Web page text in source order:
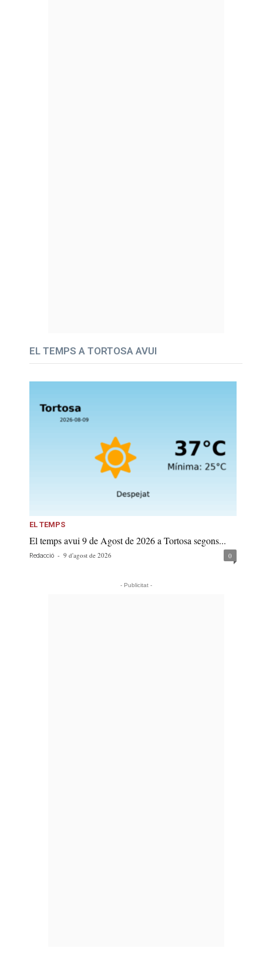
EL TEMPS A TORTOSA AVUI
EL TEMPS
El temps avui 9 de Agost de 2026 a Tortosa segons...
Redacció - 9 d'agost de 2026 0
- Publicitat -